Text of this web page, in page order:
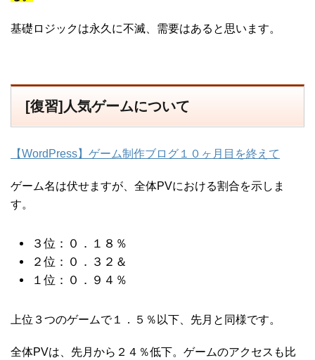
基礎ロジックは永久に不滅、需要はあると思います。
[復習]人気ゲームについて
【WordPress】ゲーム制作ブログ１０ヶ月目を終えて
ゲーム名は伏せますが、全体PVにおける割合を示しま
す。
３位：０．１８％
２位：０．３２＆
１位：０．９４％
上位３つのゲームで１．５％以下、先月と同様です。
全体PVは、先月から２４％低下。ゲームのアクセスも比